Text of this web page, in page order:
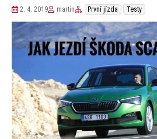
2. 4. 2019 martin První jízda Testy